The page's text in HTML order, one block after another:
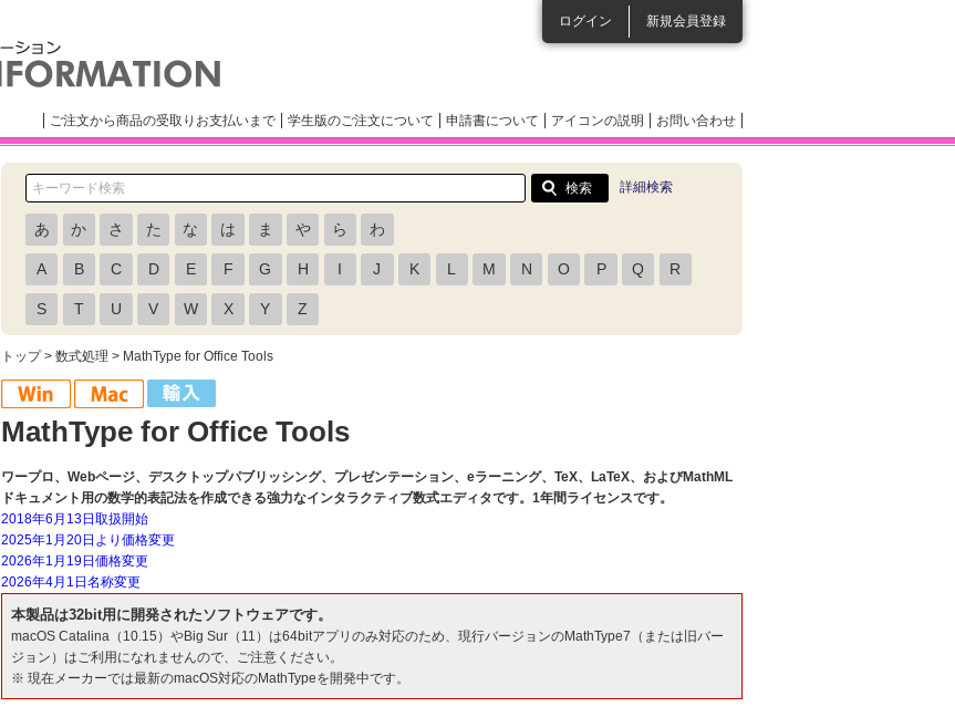
ログイン 新規会員登録
ご注文から商品の受取りお支払いまで 学生版のご注文について 申請書について アイコンの説明 お問い合わせ
詳細検索
あ か さ た な は ま や ら わ
A B C D E F G H I J K L M N O P Q R
S T U V W X Y Z
トップ> 数式処理 > MathType for Office Tools
MathType for Office Tools
ワープロ、Webページ、デスクトップパブリッシング、プレゼンテーション、eラーニング、TeX、LaTeX、およびMathML
ドキュメント用の数学的表記法を作成できる強力なインタラクティブ数式エディタです。1年間ライセンスです。
2018年6月13日取扱開始
2025年1月20日より価格変更
2026年1月19日価格変更
2026年4月1日名称変更
本製品は32bit用に開発されたソフトウェアです。
macOS Catalina（10.15）やBig Sur（11）は64bitアプリのみ対応のため、現行バージョンのMathType7（または旧バー
ジョン）はご利用になれませんので、ご注意ください。
※ 現在メーカーでは最新のmacOS対応のMathTypeを開発中です。